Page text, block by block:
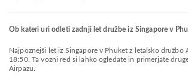
Ob kateri uri odleti zadnji let družbe iz Singapore v
Najpoznejši let iz Singapore v Phuket z letalsko družbo Air Canada odleti ob
18:50. Ta vozni red si lahko ogledate in primerjate
Airpazu.